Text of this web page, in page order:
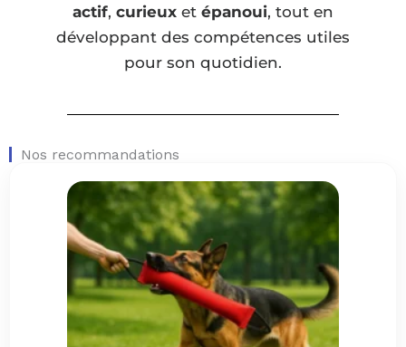
actif, curieux et épanoui, tout en
développant des compétences utiles
pour son quotidien.
Nos recommandations